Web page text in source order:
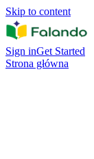
Skip to content
Sign inGet Started
Strona główna